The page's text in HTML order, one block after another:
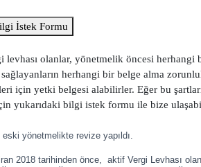
İstek Formu
olanlar, yönetmelik öncesi herhangi
herhangi bir belge alma
için yetki belgesi alabilirler. Eğer bu
yukarıdaki bilgi istek formu ile bize
eski yönetmelikte revize yapıldı.
2018 tarihinden önce, aktif Vergi Levhası